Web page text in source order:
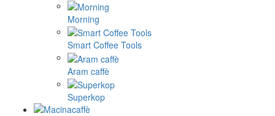
Morning
Smart Coffee Tools
Aram caffè
Superkop